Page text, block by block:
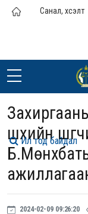
Үндсэн агуулга руу
Санал, хүсэлт
шүүхийн
2024-02-09 09:26:20
Ил тод байдал